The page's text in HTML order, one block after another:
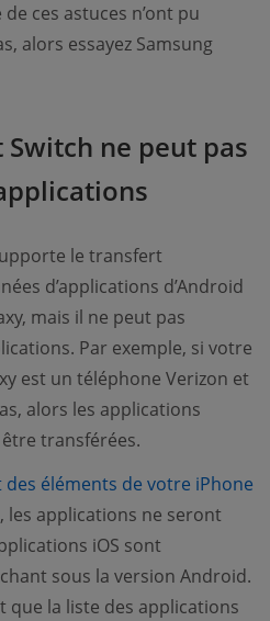
ces astuces n’ont pu
alors essayez Samsung
Switch ne peut pas
le transfert
d’applications d’Android
mais il ne peut pas
Par exemple, si votre
est un téléphone Verizon et
alors les applications
transférées.
éléments de votre iPhone
, les applications ne seront
iOS sont
sous la version Android.
que la liste des applications